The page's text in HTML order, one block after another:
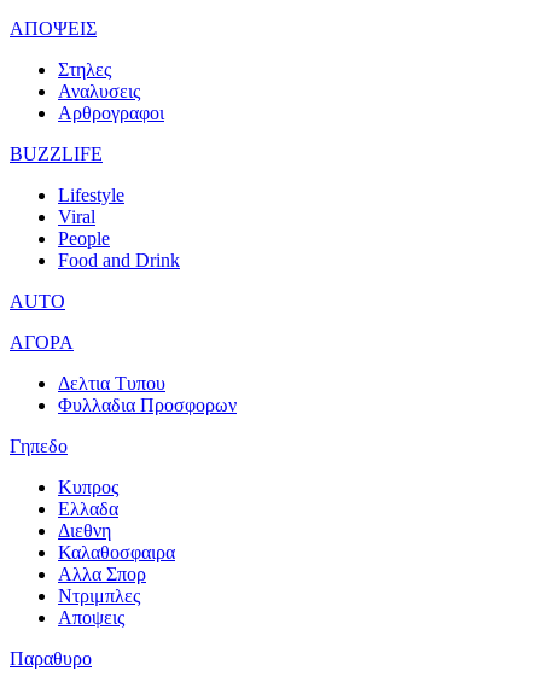
ΑΠΟΨΕΙΣ
Στηλες
Αναλυσεις
Αρθρογραφοι
BUZZLIFE
Lifestyle
Viral
People
Food and Drink
AUTO
ΑΓΟΡΑ
Δελτια Τυπου
Φυλλαδια Προσφορων
Γηπεδο
Κυπρος
Ελλαδα
Διεθνη
Καλαθοσφαιρα
Αλλα Σπορ
Ντριμπλες
Αποψεις
Παραθυρο